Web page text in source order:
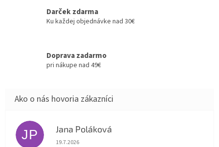
Darček zdarma
Ku každej objednávke nad 30€
Doprava zadarmo
pri nákupe nad 49€
JP Jana Poláková
Hodnotenie obchodu je 5 z 5 hviezdičiek.
19.7.2026